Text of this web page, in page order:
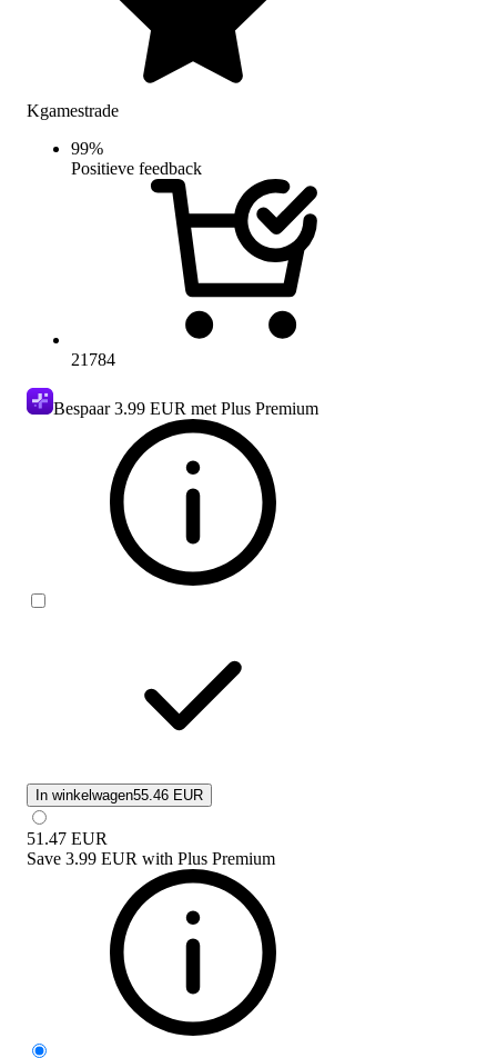
Kgamestrade
99%
Positieve feedback
21784
Bespaar3.99 EUR met Plus Premium
In winkelwagen55.46 EUR
51.47 EUR
Save 3.99 EUR with Plus Premium